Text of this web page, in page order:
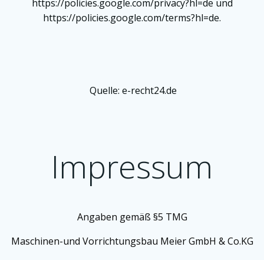
https://policies.google.com/privacy?hl=de und
https://policies.google.com/terms?hl=de.
Quelle: e-recht24.de
Impressum
Angaben gemäß §5 TMG
Maschinen-und Vorrichtungsbau Meier GmbH & Co.KG